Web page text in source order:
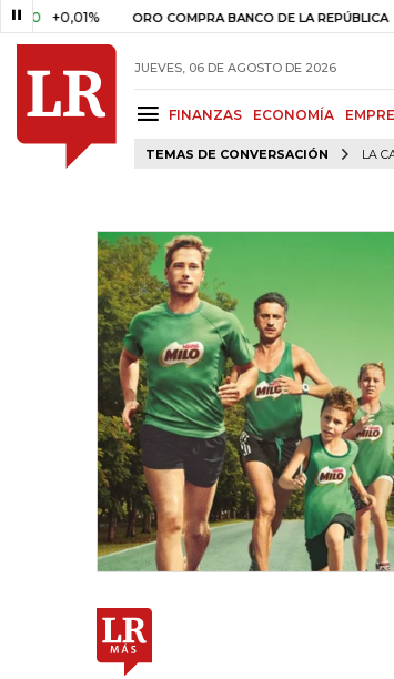
+0,01% ORO COMPRA BANCO DE LA REPÚBLICA $
JUEVES, 06 DE AGOSTO DE 2026
FINANZAS ECONOMÍA
TEMAS DE CONVERSACIÓN LA